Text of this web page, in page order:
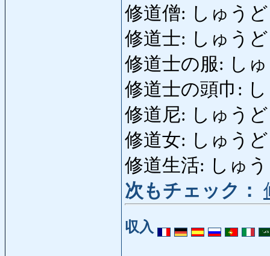
修道僧: しゅう
修道士: しゅう
修道士の服: し
修道士の頭巾:
修道尼: しゅう
修道女: しゅう
修道生活: しゅ
次もチェック：
収入